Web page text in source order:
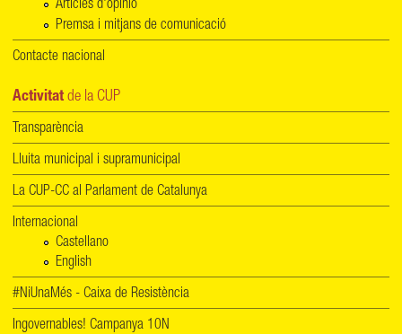
Articles d'opinió
Premsa i mitjans de comunicació
Contacte nacional
Activitat de la CUP
Transparència
Lluita municipal i supramunicipal
La CUP-CC al Parlament de Catalunya
Internacional
Castellano
English
#NiUnaMés - Caixa de Resistència
Ingovernables! Campanya 10N